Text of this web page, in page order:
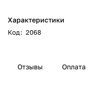
Характеристики
Код: 2068
Отзывы Оплата